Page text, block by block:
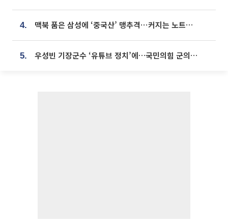
4. 맥북 품은 삼성에 ‘중국산’ 맹추격⋯커지는 노트북 OLED 시장
5. 우성빈 기장군수 ‘유튜브 정치’에…국민의힘 군의원들 집단 반발